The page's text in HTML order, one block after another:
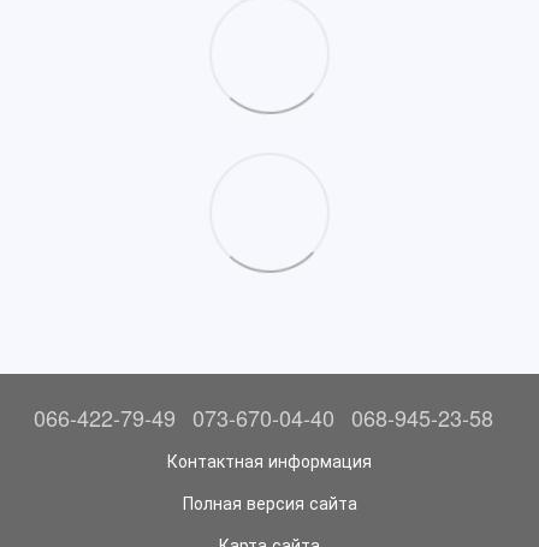
066-422-79-49 073-670-04-40 068-945-23-58
Контактная информация
Полная версия сайта